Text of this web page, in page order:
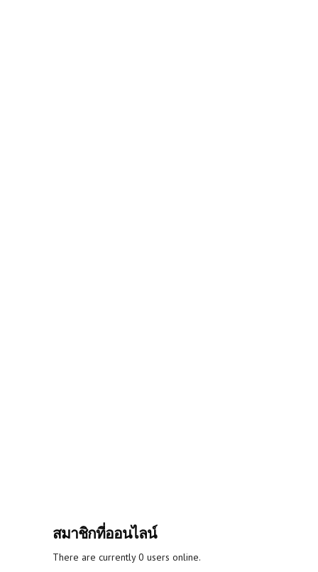
สมาชิกที่ออนไลน์
There are currently 0 users online.